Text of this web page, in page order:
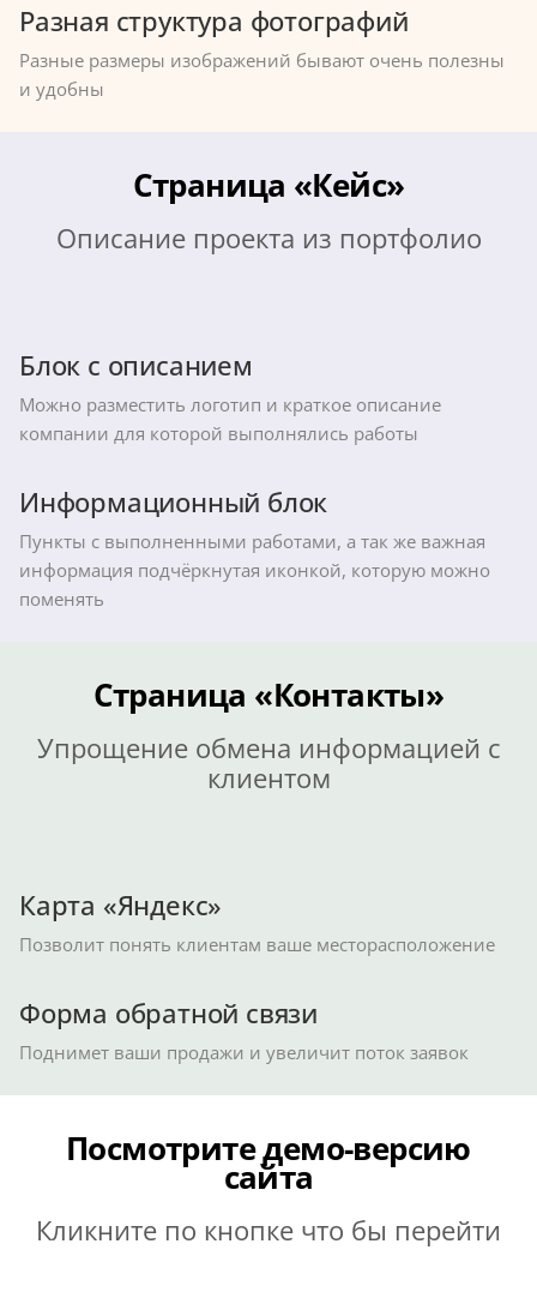
Разная структура фотографий
Разные размеры изображений бывают очень полезны
и удобны
Страница «Кейс»
Описание проекта из портфолио
Блок с описанием
Можно разместить логотип и краткое описание
компании для которой выполнялись работы
Информационный блок
Пункты с выполненными работами, а так же важная
информация подчёркнутая иконкой, которую можно
поменять
Страница «Контакты»
Упрощение обмена информацией с
клиентом
Карта «Яндекс»
Позволит понять клиентам ваше месторасположение
Форма обратной связи
Поднимет ваши продажи и увеличит поток заявок
Посмотрите демо-версию
сайта
Кликните по кнопке что бы перейти